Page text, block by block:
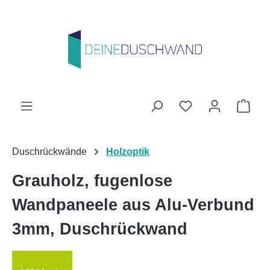
Du hast 0
Duschrückwände Holzoptik
Grauholz, fugenlose
Wandpaneele aus Alu-Verbund
3mm, Duschrückwand